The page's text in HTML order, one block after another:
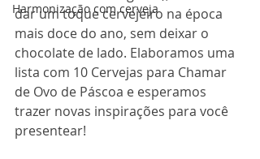
Harmonização com cerveja
dar um toque cervejeiro na época
mais doce do ano, sem deixar o
chocolate de lado. Elaboramos uma
lista com 10 Cervejas para Chamar
de Ovo de Páscoa e esperamos
trazer novas inspirações para você
presentear!